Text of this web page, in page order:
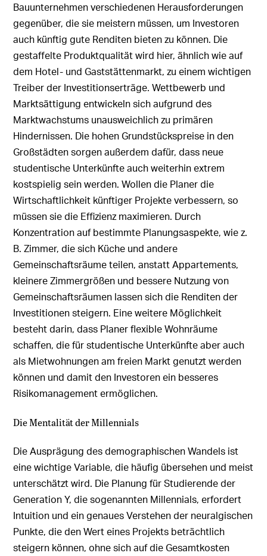
Bauunternehmen verschiedenen Herausforderungen
gegenüber, die sie meistern müssen, um Investoren
auch künftig gute Renditen bieten zu können. Die
gestaffelte Produktqualität wird hier, ähnlich wie auf
dem Hotel- und Gaststättenmarkt, zu einem wichtigen
Treiber der Investitionserträge. Wettbewerb und
Marktsättigung entwickeln sich aufgrund des
Marktwachstums unausweichlich zu primären
Hindernissen. Die hohen Grundstückspreise in den
Großstädten sorgen außerdem dafür, dass neue
studentische Unterkünfte auch weiterhin extrem
kostspielig sein werden. Wollen die Planer die
Wirtschaftlichkeit künftiger Projekte verbessern, so
müssen sie die Effizienz maximieren. Durch
Konzentration auf bestimmte Planungsaspekte, wie z.
B. Zimmer, die sich Küche und andere
Gemeinschaftsräume teilen, anstatt Appartements,
kleinere Zimmergrößen und bessere Nutzung von
Gemeinschaftsräumen lassen sich die Renditen der
Investitionen steigern. Eine weitere Möglichkeit
besteht darin, dass Planer flexible Wohnräume
schaffen, die für studentische Unterkünfte aber auch
als Mietwohnungen am freien Markt genutzt werden
können und damit den Investoren ein besseres
Risikomanagement ermöglichen.
Die Mentalität der Millennials
Die Ausprägung des demographischen Wandels ist
eine wichtige Variable, die häufig übersehen und meist
unterschätzt wird. Die Planung für Studierende der
Generation Y, die sogenannten Millennials, erfordert
Intuition und ein genaues Verstehen der neuralgischen
Punkte, die den Wert eines Projekts beträchtlich
steigern können, ohne sich auf die Gesamtkosten